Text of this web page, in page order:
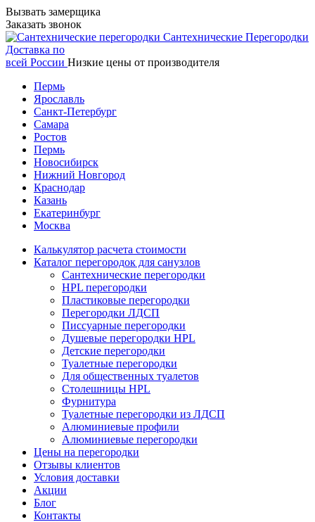
Вызвать замерщика
Заказать звонок
Сантехнические Перегородки
Доставка по
всей России Низкие цены от производителя
Пермь
Ярославль
Санкт-Петербург
Самара
Ростов
Пермь
Новосибирск
Нижний Новгород
Краснодар
Казань
Екатеринбург
Москва
Калькулятор расчета стоимости
Каталог перегородок для санузлов
Сантехнические перегородки
HPL перегородки
Пластиковые перегородки
Перегородки ЛДСП
Писсуарные перегородки
Душевые перегородки HPL
Детские перегородки
Туалетные перегородки
Для общественных туалетов
Столешницы HPL
Фурнитура
Туалетные перегородки из ЛДСП
Алюминиевые профили
Алюминиевые перегородки
Цены на перегородки
Отзывы клиентов
Условия доставки
Акции
Блог
Контакты